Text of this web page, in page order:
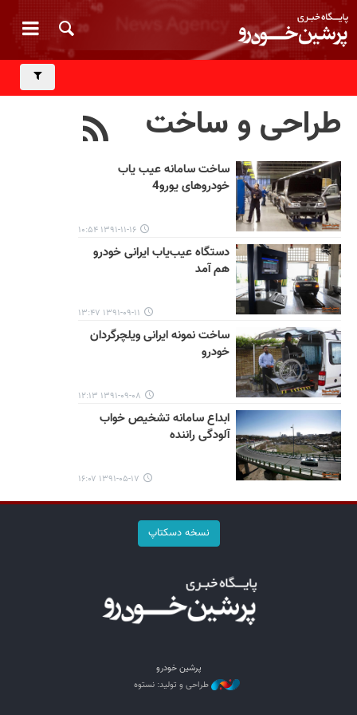
طراحی و ساخت
ساخت سامانه عیب یاب
خودروهای یورو4
۱۳۹۱-۱۱-۱۶ ۱۰:۵۴
دستگاه عیب‌یاب ایرانی خودرو
هم آمد
۱۳۹۱-۰۹-۱۱ ۱۳:۴۷
ساخت نمونه ایرانی ویلچرگردان
خودرو
۱۳۹۱-۰۹-۰۸ ۱۲:۱۳
ابداع سامانه تشخیص خواب
آلودگی راننده
۱۳۹۱-۰۵-۱۷ ۱۶:۰۷
نسخه دسکتاپ
پرشین خودرو
طراحی و تولید: نستوه